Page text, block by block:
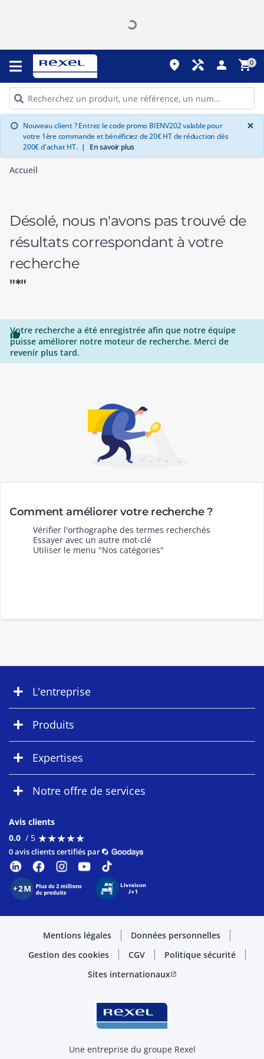
place handyman person shopping_cart0
info Nouveau client ? Entrez le code promo BIENV202 valable pour
votre 1ère commande et bénéficiez de 20€ HT de réduction dès
200€ d'achat HT. | En savoir plus
×
Accueil
Désolé, nous n'avons pas trouvé de
résultats correspondant à votre
recherche
"*"

Votre recherche a été enregistrée afin que notre équipe
puisse améliorer notre moteur de recherche. Merci de
revenir plus tard.
Comment améliorer votre recherche ?
Vérifier l'orthographe des termes recherchés
Essayer avec un autre mot-clé
Utiliser le menu "Nos catégories"
L'entreprise
Produits
Expertises
Notre offre de services
Avis clients
0.0 / 5 ★★★★★
★★★★★
0 avis clients certifiés par
Mentions légales
Données personnelles
Gestion des cookies
CGV
Politique sécurité
Sites internationauxopen_in_new
Une entreprise du groupe Rexel